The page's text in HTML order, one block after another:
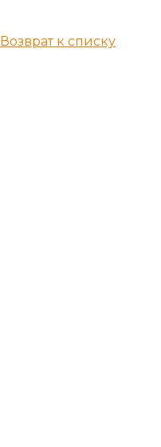
Возврат к списку